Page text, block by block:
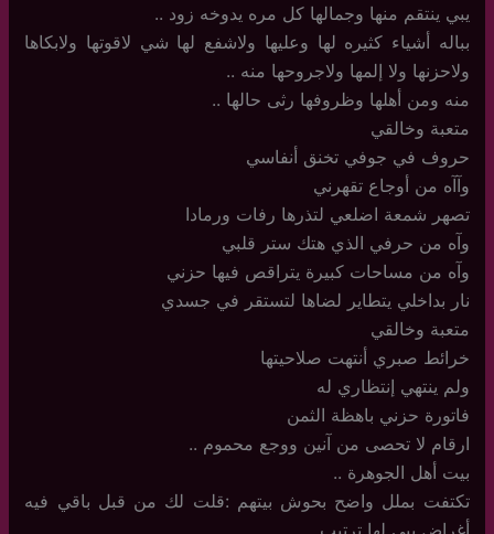
يبي ينتقم منها وجمالها كل مره يدوخه زود ..
بباله أشياء كثيره لها وعليها ولاشفع لها شي لاقوتها ولابكاها
ولاحزنها ولا إلمها ولاجروحها منه ..
منه ومن أهلها وظروفها رثى حالها ..
متعبة وخالقي
حروف في جوفي تخنق أنفاسي
وآآه من أوجاع تقهرني
تصهر شمعة اضلعي لتذرها رفات ورمادا
وآه من حرفي الذي هتك ستر قلبي
وآه من مساحات كبيرة يتراقص فيها حزني
نار بداخلي يتطاير لضاها لتستقر في جسدي
متعبة وخالقي
خرائط صبري أنتهت صلاحيتها
ولم ينتهي إنتظاري له
فاتورة حزني باهظة الثمن
ارقام لا تحصى من آنين ووجع محموم ..
بيت أهل الجوهرة ..
تكتفت بملل واضح بحوش بيتهم :قلت لك من قبل باقي فيه
أغراض يبي لها ترتيب ..